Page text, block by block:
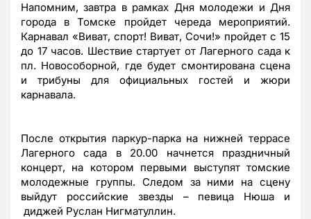
Напомним, завтра в рамках Дня молодежи и Дня
города в Томске пройдет череда мероприятий.
Карнавал «Виват, спорт! Виват, Сочи!» пройдет с 15
до 17 часов. Шествие стартует от Лагерного сада к
пл. Новособорной, где будет смонтирована сцена
и трибуны для официальных гостей и жюри
карнавала.
После открытия паркур-парка на нижней террасе
Лагерного сада в 20.00 начнется праздничный
концерт, на котором первыми выступят томские
молодежные группы. Следом за ними на сцену
выйдут российские звезды – певица Нюша и
диджей Руслан Нигматуллин.